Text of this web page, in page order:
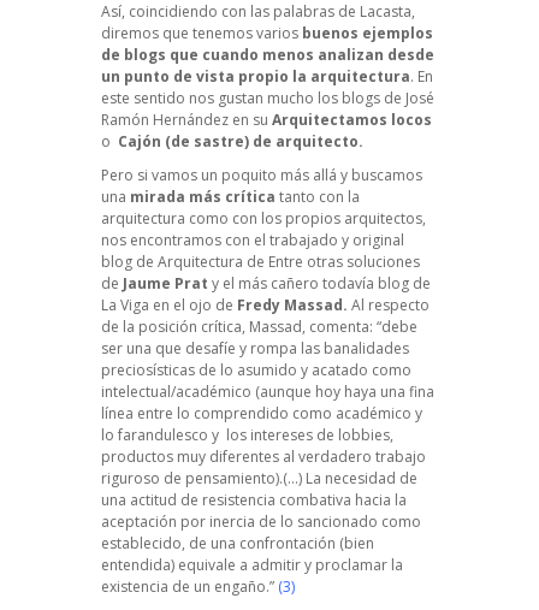
Así, coincidiendo con las palabras de Lacasta,
diremos que tenemos varios buenos ejemplos
de blogs que cuando menos analizan desde
un punto de vista propio la arquitectura. En
este sentido nos gustan mucho los blogs de José
Ramón Hernández en su Arquitectamos locos
o Cajón (de sastre) de arquitecto.
Pero si vamos un poquito más allá y buscamos
una mirada más crítica tanto con la
arquitectura como con los propios arquitectos,
nos encontramos con el trabajado y original
blog de Arquitectura de Entre otras soluciones
de Jaume Prat y el más cañero todavía blog de
La Viga en el ojo de Fredy Massad. Al respecto
de la posición crítica, Massad, comenta: “debe
ser una que desafíe y rompa las banalidades
preciosísticas de lo asumido y acatado como
intelectual/académico (aunque hoy haya una fina
línea entre lo comprendido como académico y
lo farandulesco y los intereses de lobbies,
productos muy diferentes al verdadero trabajo
riguroso de pensamiento).(…) La necesidad de
una actitud de resistencia combativa hacia la
aceptación por inercia de lo sancionado como
establecido, de una confrontación (bien
entendida) equivale a admitir y proclamar la
existencia de un engaño.” (3)